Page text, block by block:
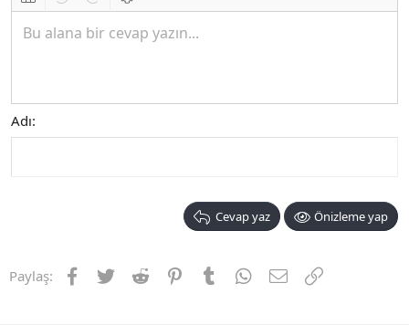
Bu alana bir cevap yazın...
Adı
Cevap yaz Önizleme yap
Paylaş: Facebook
TwitterReddit PinterestTumblrWhatsApp
E-postaLink